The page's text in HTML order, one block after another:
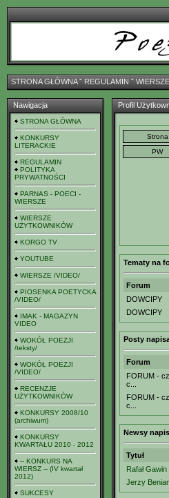
STRONA GŁÓWNAˇ REGULAMIN ˇ
Nawigacja
STRONA GŁÓWNA
KONKURSY
LITERACKIE
REGULAMIN
POLITYKA
PRYWATNOŚCI
PARNAS - POECI -
WIERSZE
WIERSZE
UŻYTKOWNIKÓW
KORGO TV
YOUTUBE
WIERSZE /VIDEO/
PIOSENKA POETYCKA
/VIDEO/
IMAK - MAGAZYN
VIDEO
WOKÓŁ POEZJI
/teksty/
WOKÓŁ POEZJI
/VIDEO/
RECENZJE
UŻYTKOWNIKÓW
KONKURSY 2008/10
(archiwum)
KONKURSY
KWARTAŁU 2010 - 2012
-- KONKURS NA
WIERSZ -- (IV kwartał
2012)
SUKCESY
Profil
Tematy na
Forum
DOWCIPY
DOWCIPY
Posty
Forum
FORUM -
c...
FORUM -
c...
Newsy
Tytuł
Rafał
Jerzy